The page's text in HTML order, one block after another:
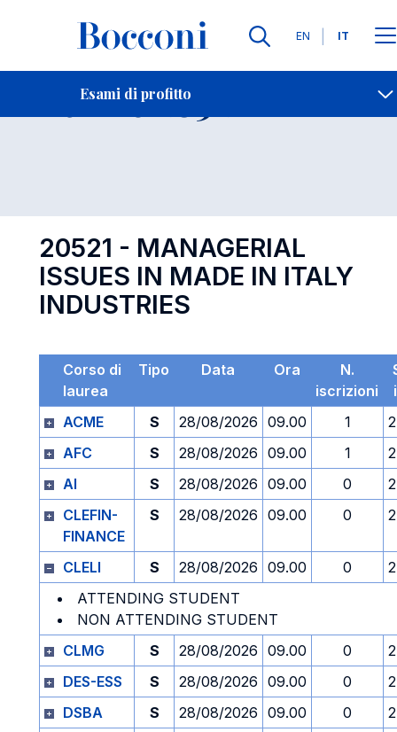
Lingue
EN IT
Esami di profitto
Contatti
Esame 20521 Open
20521 - MANAGERIAL
ISSUES IN MADE IN ITALY
INDUSTRIES
Corso di
laurea
Tipo Data Ora
N.
iscrizioni
ACME
S 28/08/2026 09.00 1
AFC
S 28/08/2026 09.00 1
AI
S 28/08/2026 09.00 0
CLEFIN-
FINANCE
S 28/08/2026 09.00 0
CLELI S 28/08/2026 09.00 0
ATTENDING STUDENT
NON ATTENDING STUDENT
CLMG
S 28/08/2026 09.00 0
DES-ESS
S 28/08/2026 09.00 0
DSBA
S 28/08/2026 09.00 0